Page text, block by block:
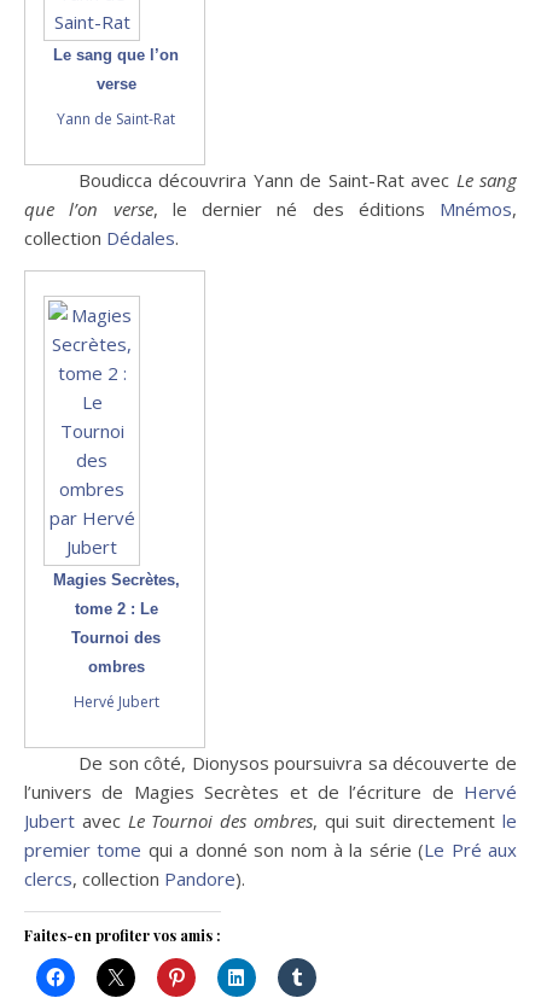
Le sang que l’on
verse
Yann de Saint-Rat
Boudicca découvrira Yann de Saint-Rat avec Le sang
que l’on verse, le dernier né des éditions Mnémos,
collection Dédales.
Magies Secrètes,
tome 2 : Le
Tournoi des
ombres
Hervé Jubert
De son côté, Dionysos poursuivra sa découverte de
l’univers de Magies Secrètes et de l’écriture de Hervé
Jubert avec Le Tournoi des ombres, qui suit directementle
premier tome qui a donné son nom à la série (Le Pré aux
clercs, collection Pandore).
Faites-en profiter vos amis :